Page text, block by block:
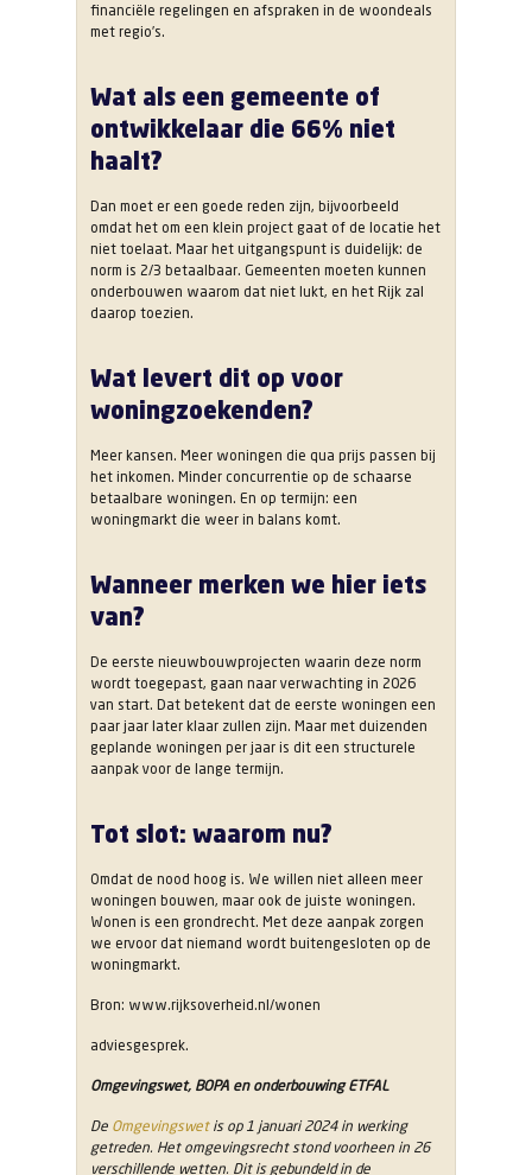
financiële regelingen en afspraken in de woondeals
met regio’s.
Wat als een gemeente of
ontwikkelaar die 66% niet
haalt?
Dan moet er een goede reden zijn, bijvoorbeeld
omdat het om een klein project gaat of de locatie het
niet toelaat. Maar het uitgangspunt is duidelijk: de
norm is 2/3 betaalbaar. Gemeenten moeten kunnen
onderbouwen waarom dat niet lukt, en het Rijk zal
daarop toezien.
Wat levert dit op voor
woningzoekenden?
Meer kansen. Meer woningen die qua prijs passen bij
het inkomen. Minder concurrentie op de schaarse
betaalbare woningen. En op termijn: een
woningmarkt die weer in balans komt.
Wanneer merken we hier iets
van?
De eerste nieuwbouwprojecten waarin deze norm
wordt toegepast, gaan naar verwachting in 2026
van start. Dat betekent dat de eerste woningen een
paar jaar later klaar zullen zijn. Maar met duizenden
geplande woningen per jaar is dit een structurele
aanpak voor de lange termijn.
Tot slot: waarom nu?
Omdat de nood hoog is. We willen niet alleen meer
woningen bouwen, maar ook de juiste woningen.
Wonen is een grondrecht. Met deze aanpak zorgen
we ervoor dat niemand wordt buitengesloten op de
woningmarkt.
Bron: www.rijksoverheid.nl/wonen
adviesgesprek.
Omgevingswet, BOPA en onderbouwing ETFAL
De Omgevingswet is op 1 januari 2024 in werking
getreden. Het omgevingsrecht stond voorheen in 26
verschillende wetten. Dit is gebundeld in de